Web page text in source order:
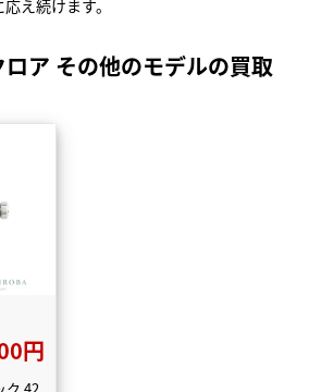
え続けます。
ア その他のモデルの買取
円